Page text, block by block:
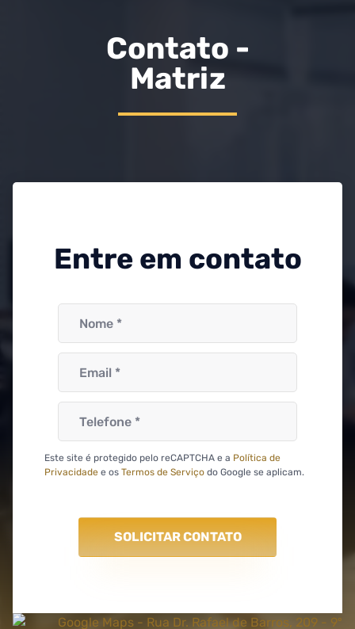
Contato -
Matriz
Entre em contato
Este site é protegido pelo reCAPTCHA e a Política de
Privacidade e os Termos de Serviço do Google se aplicam.
SOLICITAR CONTATO